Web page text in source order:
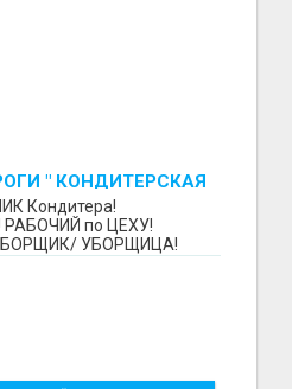
" КОНДИТЕРСКАЯ
Кондитера!
по ЦЕХУ!
УБОРЩИЦА!